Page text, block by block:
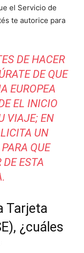
el Servicio de
te autorice para
DE HACER
DE QUE
EUROPEA
EL INICIO
VIAJE; EN
UN
QUE
DE ESTA
Tarjeta
¿cuáles